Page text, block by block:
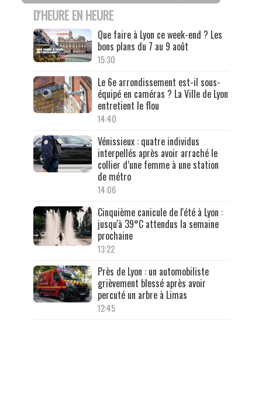
D'HEURE EN HEURE
Que faire à Lyon ce week-end ? Les
bons plans du 7 au 9 août
15:30
Le 6e arrondissement est-il sous-
équipé en caméras ? La Ville de Lyon
entretient le flou
14:40
Vénissieux : quatre individus
interpellés après avoir arraché le
collier d’une femme à une station
de métro
14:06
Cinquième canicule de l'été à Lyon :
jusqu'à 39°C attendus la semaine
prochaine
13:22
Près de Lyon : un automobiliste
grièvement blessé après avoir
percuté un arbre à Limas
12:45